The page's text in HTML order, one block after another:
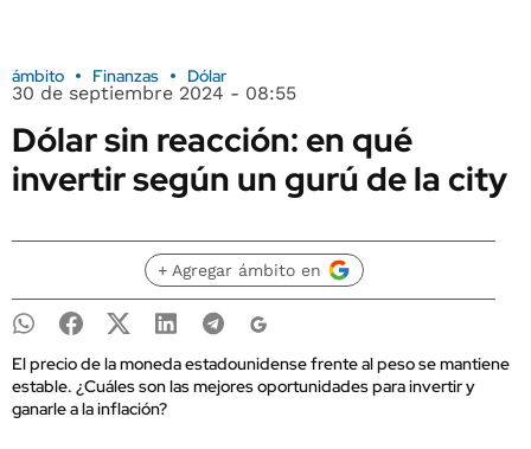
ámbito Finanzas Dólar
30 de septiembre 2024 - 08:55
Dólar sin reacción: en qué
invertir según un gurú de la city
+ Agregar ámbito en
El precio de la moneda estadounidense frente al peso se mantiene
estable. ¿Cuáles son las mejores oportunidades para invertir y
ganarle a la inflación?